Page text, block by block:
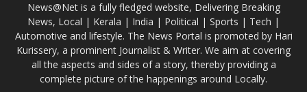
News@Net is a fully fledged website, Delivering Breaking
News, Local | Kerala | India | Political | Sports | Tech |
Automotive and lifestyle. The News Portal is promoted by Hari
Kurissery, a prominent Journalist & Writer. We aim at covering
all the aspects and sides of a story, thereby providing a
complete picture of the happenings around Locally.